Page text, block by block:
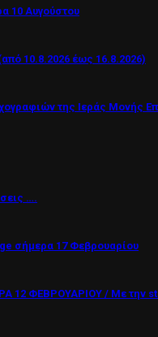
10 Αυγούστου
10.8.2026 έως 16.8.2026)
της Ιεράς Μονής
….
σήμερα 17 Φεβρουαρίου
12 ΦΕΒΡΟΥΑΡΙΟΥ / Με την